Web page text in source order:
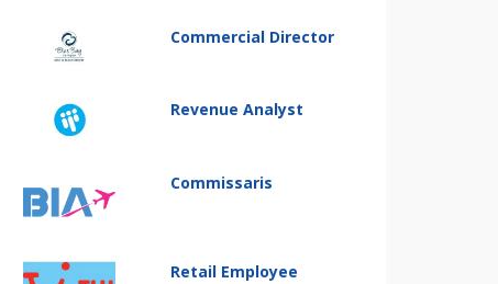
Commercial Director
Revenue Analyst
Commissaris
Retail Employee